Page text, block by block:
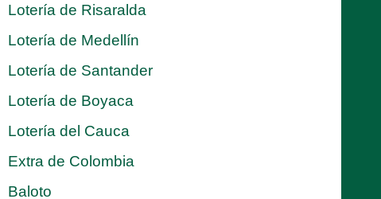
Lotería de Risaralda
Lotería de Medellín
Lotería de Santander
Lotería de Boyaca
Lotería del Cauca
Extra de Colombia
Baloto